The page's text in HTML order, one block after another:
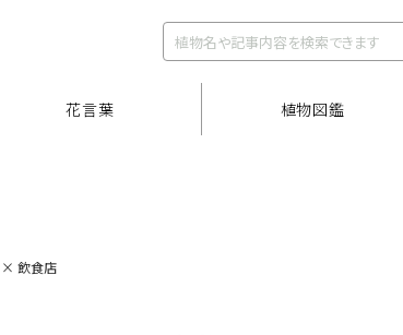
花言葉 植物図鑑
× 飲食店